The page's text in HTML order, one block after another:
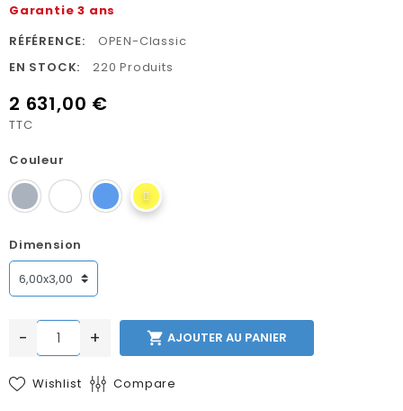
Garantie 3 ans
RÉFÉRENCE:
OPEN-Classic
EN STOCK:
220 Produits
2 631,00 €
TTC
Couleur
Dimension
- +  AJOUTER AU PANIER
Wishlist Compare